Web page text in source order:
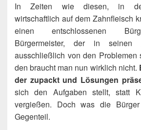
In Zeiten wie diesen, in
wirtschaftlich auf dem Zahnfleisch
einen entschlossenen
Bürgermeister, der in seinen
ausschließlich von den Problemen
den braucht man nun wirklich nicht.
der zupackt und Lösungen
sich den Aufgaben stellt, statt
vergießen. Doch was die
Gegenteil.